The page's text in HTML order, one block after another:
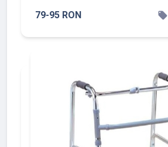
79-95 RON local_offer